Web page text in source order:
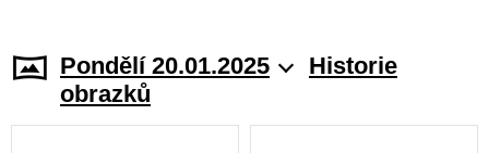
Pondělí 20.01.2025
Historie
obrazků